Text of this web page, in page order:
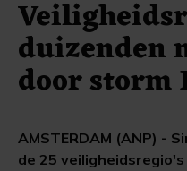
duizenden
door storm
AMSTERDAM (ANP) -
de 25